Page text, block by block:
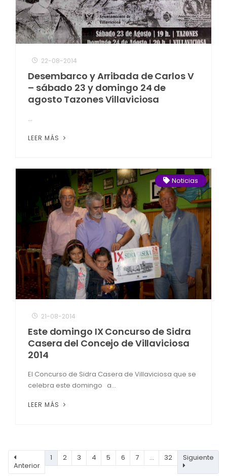
22-08-2014
Desembarco y Arribada de Carlos V
– sábado 23 y domingo 24 de
agosto Tazones Villaviciosa
...
LEER MÁS
Noticias
21-08-2014
Este domingo IX Concurso de Sidra
Casera del Concejo de Villaviciosa
2014
El Concurso de Sidra Casera de Villaviciosa que se
celebra este domingo a...
LEER MÁS
Anterior
1 2 3 4 5 6 7 … 32 Siguiente